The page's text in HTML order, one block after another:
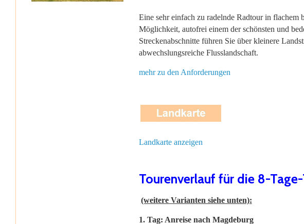
Eine sehr einfach zu radelnde Radtour in
Möglichkeit, autofrei einem der schönsten und
Streckenabschnitte führen Sie über kleinere
abwechslungsreiche Flusslandschaft.
mehr zu den Anforderungen
Landkarte anzeigen
Tourenverlauf für die 8-
(weitere Varianten siehe unten):
1. Tag: Anreise nach Magdeburg